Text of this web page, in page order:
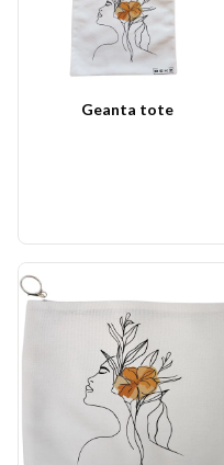
Geanta tote